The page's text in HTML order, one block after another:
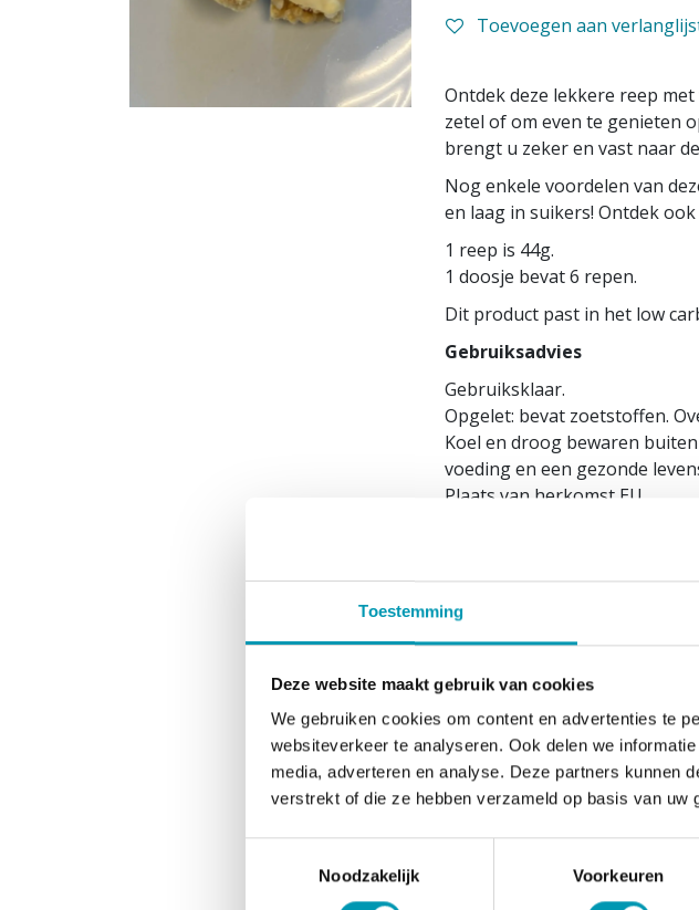
Toestemming
Deze website maakt gebruik van cookies
We gebruiken cookies om content en advertenties te
websiteverkeer te analyseren. Ook delen we
media, adverteren en analyse. Deze partners kunnen
verstrekt of die ze hebben verzameld op basis van uw
Noodzakelijk
Voorkeuren
Toevoegen aan
Ontdek deze lekkere reep
zetel of om even te genieten
brengt u zeker en vast naar
Nog enkele voordelen van
en laag in suikers! Ontdek
1 reep is 44g.
1 doosje bevat 6 repen.
Dit product past in het low
Gebruiksadvies
Gebruiksklaar.
Opgelet: bevat zoetstoffen.
Koel en droog bewaren
voeding en een gezonde
Plaats van herkomst EU.
(palmpitolie RSPO-
E965, E955 ;
mageremelkpoeder ;
Allergenen
Bevat melk, ei en soja. Kan
Het product is glutenvrij.
Voedingswaarden
Voedingswaarde